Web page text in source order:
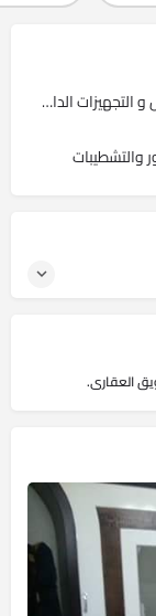
الفرش و التجهيزات الداخليه
والتشطيبات
العقارى.